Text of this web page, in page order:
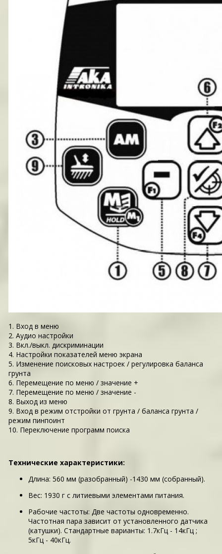
1. Вход в меню
2. Аудио настройки
3. Вкл./выкл. дискриминации
4. Настройки показателей меню экрана
5. Изменение поисковых настроек / регулировка баланса
грунта
6. Перемещение по меню / значение +
7. Перемещение по меню / значение -
8. Выход из меню
9. Вход в режим отстройки от грунта / баланса грунта /
режим пинпоинт
10. Переключение программ поиска
Технические характеристики:
Длина: 560 мм (разобранный) -1430 мм (собранный).
Вес: 1930 г с литиевыми элементами питания.
Рабочие частоты: Две частоты одновременно.
Частотная пара зависит от установленного датчика
(катушки). Стандартные варианты: 1.7кГц - 14кГц ;
5кГц - 40кГц.